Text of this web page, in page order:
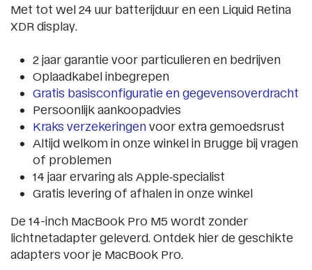
Met tot wel 24 uur batterijduur en een Liquid Retina
XDR display.
2 jaar garantie voor particulieren en bedrijven
Oplaadkabel inbegrepen
Gratis basisconfiguratie en gegevensoverdracht
Persoonlijk aankoopadvies
Kraks verzekeringen voor extra gemoedsrust
Altijd welkom in onze winkel in Brugge bij vragen
of problemen
14 jaar ervaring als Apple‑specialist
Gratis levering of afhalen in onze winkel
De 14-inch MacBook Pro M5 wordt zonder
lichtnetadapter geleverd. Ontdek hier de geschikte
adapters voor je MacBook Pro.